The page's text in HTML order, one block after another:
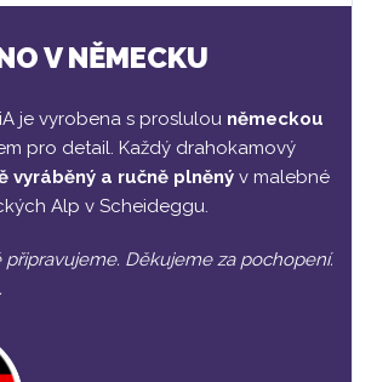
V NĚMECKU
je vyrobena s proslulou německou
pro detail. Každý drahokamový
vyráběný a ručně plněný v malebné
Alp v Scheideggu.
připravujeme. Děkujeme za pochopení.